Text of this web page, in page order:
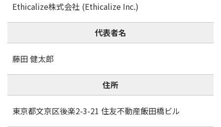
Ethicalize株式会社 (Ethicalize Inc.)
代表者名
藤田 健太郎
住所
東京都文京区後楽2-3-21 住友不動産飯田橋ビル